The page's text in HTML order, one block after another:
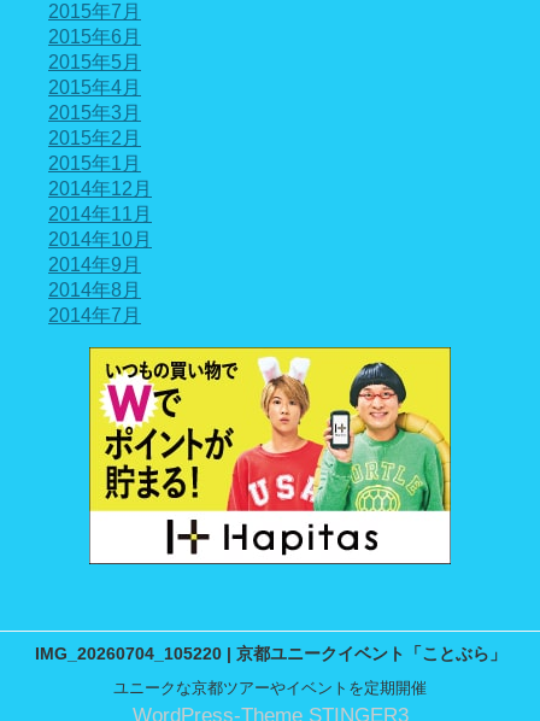
2015年7月
2015年6月
2015年5月
2015年4月
2015年3月
2015年2月
2015年1月
2014年12月
2014年11月
2014年10月
2014年9月
2014年8月
2014年7月
IMG_20260704_105220 | 京都ユニークイベント「ことぶら」
ユニークな京都ツアーやイベントを定期開催
WordPress-Theme STINGER3